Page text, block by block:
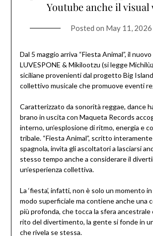
Youtube anche il visual
Posted on May 11, 2026
Dal 5 maggio arriva “Fiesta Animal”, il
LUVESPONE & Mikilootzu (si legge
siciliane provenienti dal progetto Big
collettivo musicale che promuove eventi
Caratterizzato da sonorità reggae, dance
brano in uscita con Maqueta Records
interno, un’esplosione di ritmo, energia e
tribale. “Fiesta Animal”, scritto
spagnola, invita gli ascoltatori a lasciarsi
stesso tempo anche a considerare il
un’esperienza collettiva.
La ‘fiesta’, infatti, non è solo un momento
modo superficiale ma contiene anche una
più profonda, che tocca la sfera ancestrale
rito del divertimento, la gente si fonde in
che rivela se stessa.